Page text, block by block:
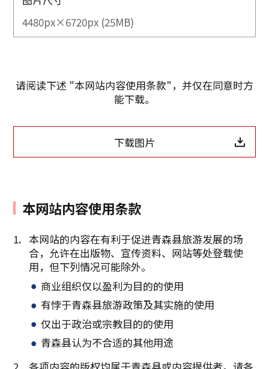
4480px×6720px (25MB)
请阅读下述 "本网站内容使用条款"，并仅在同意时方
能下载。
下载图片
本网站内容使用条款
本网站的内容在有利于促进青森县旅游发展的场
合，允许在出版物、宣传资料、网站等处登载使
用，但下列情况可能除外。
商业组织仅以盈利为目的的使用
有悖于青森县旅游政策及其实施的使用
仅出于政治或宗教目的的使用
青森县认为不合适的其他用途